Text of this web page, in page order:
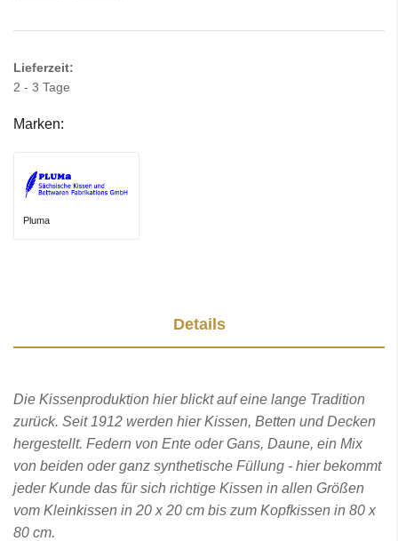
Lieferzeit:
2 - 3 Tage
Marken:
Pluma
Details
Die Kissenproduktion hier blickt auf eine lange Tradition
zurück. Seit 1912 werden hier Kissen, Betten und Decken
hergestellt. Federn von Ente oder Gans, Daune, ein Mix
von beiden oder ganz synthetische Füllung - hier bekommt
jeder Kunde das für sich richtige Kissen in allen Größen
vom Kleinkissen in 20 x 20 cm bis zum Kopfkissen in 80 x
80 cm.